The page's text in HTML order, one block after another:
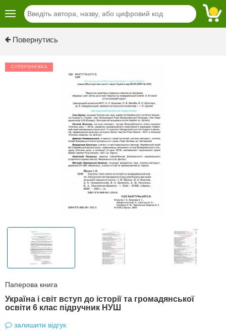
Повернутись
СУПЕРЗНИЖКА
Паперова книга
Україна і світ вступ до історії та громадянської
освіти 6 клас підручник НУШ
залишити відгук